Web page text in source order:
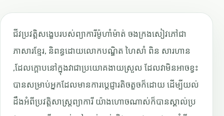
ជីវប្រវត្តិសង្ខេបរបស់ព្យាការីម៉ូហាំម៉ាត់ ចងក្រងសៀវភៅជា
ភាសារខ្មែរ, និពន្ធដោយលោកបណ្ឌិត ហៃសាំ ពិន សារហាន
,ដែលក្តោបនៅក្នុងវាជាប្រយោគងាយស្រួល ដែលវាមិនអាចខ្វះ
បានសម្រាប់អ្នកដែលមានការប្តេជ្ញារតិចតួចក៏ដោយ ដើម្បីយល់
ដឹងអំពីប្រវត្តិសាស្រ្តព្យាការី យ៉ាងហោចណាស់ក៏បានស្គាល់ប្រ